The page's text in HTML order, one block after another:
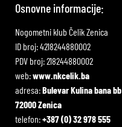
Osnovne informacije:
Nogometni klub Čelik Zenica
ID broj: 4218244880002
PDV broj: 218244880002
web:www.nkcelik.ba
adresa:Bulevar Kulina bana bb
72000 Zenica
telefon:+387 (0) 32 978 555